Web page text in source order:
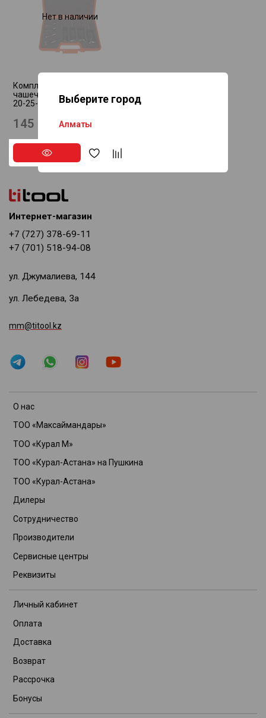
Выберите город
Алматы
Астана
Нет в наличии
Комплект пробочников и
чашечных сверел SP D=16-
20-25-30 RH CMT 500.002.08
145 770 ₸
О нас
ТОО «Максаймандары»
ТОО «Курал М»
ТОО «Курал-Астана» на Пушкина
ТОО «Курал-Астана»
Дилеры
Сотрудничество
Производители
Сервисные центры
Реквизиты
Личный кабинет
Оплата
Доставка
Возврат
Рассрочка
Бонусы
Интернет-магазин
+7 (727) 378-69-11
+7 (701) 518-94-08
ул. Джумалиева, 144
ул. Лебедева, 3а
mm@titool.kz